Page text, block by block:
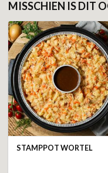
MISSCHIEN IS DIT
STAMPPOT WORTEL